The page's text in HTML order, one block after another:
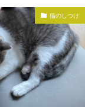
猫のしつけ